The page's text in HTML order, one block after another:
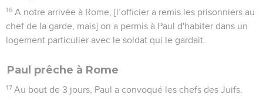
16 A notre arrivée à Rome, [l’officier a remis les prisonniers au
chef de la garde, mais] on a permis à Paul d'habiter dans un
logement particulier avec le soldat qui le gardait.
Paul prêche à Rome
17 Au bout de 3 jours, Paul a convoqué les chefs des Juifs.